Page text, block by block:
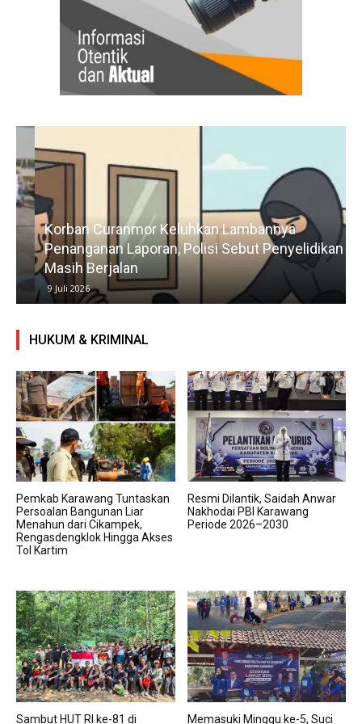
Korban Curanmor Keluhkan Lambannya
Penanganan Laporan, Polisi Sebut Penyelidikan
Masih Berjalan
9 Juli 2026
HUKUM & KRIMINAL
Pemkab Karawang Tuntaskan
Persoalan Bangunan Liar
Menahun dari Cikampek,
Rengasdengklok Hingga Akses
Tol Kartim
Resmi Dilantik, Saidah Anwar
Nakhodai PBI Karawang
Periode 2026–2030
Sambut HUT RI ke-81 di Memasuki Minggu ke-5, Suci